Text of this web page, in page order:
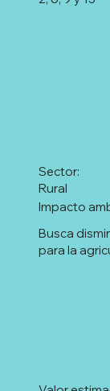
Rural
Sector:
Busca
para la
Impacto